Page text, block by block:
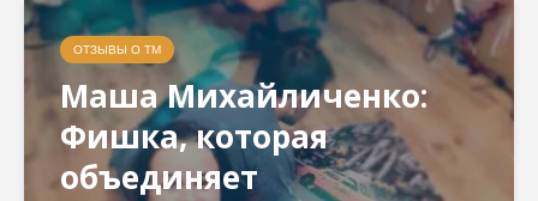
ОТЗЫВЫ О ТМ
Маша Михайличенко:
Фишка, которая
объединяет